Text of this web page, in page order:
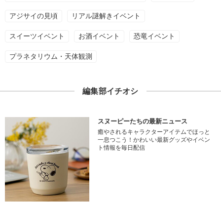
アジサイの見頃 リアル謎解きイベント
スイーツイベント お酒イベント 恐竜イベント
プラネタリウム・天体観測
編集部イチオシ
スヌーピーたちの最新ニュース
癒やされるキャラクターアイテムでほっと
一息つこう！かわいい最新グッズやイベン
ト情報を毎日配信